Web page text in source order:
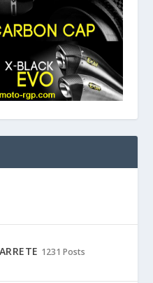
1231 Posts